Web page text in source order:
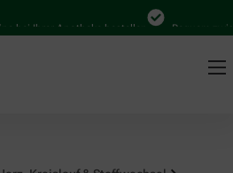
Ihrer Apotheke bestellen Bequem